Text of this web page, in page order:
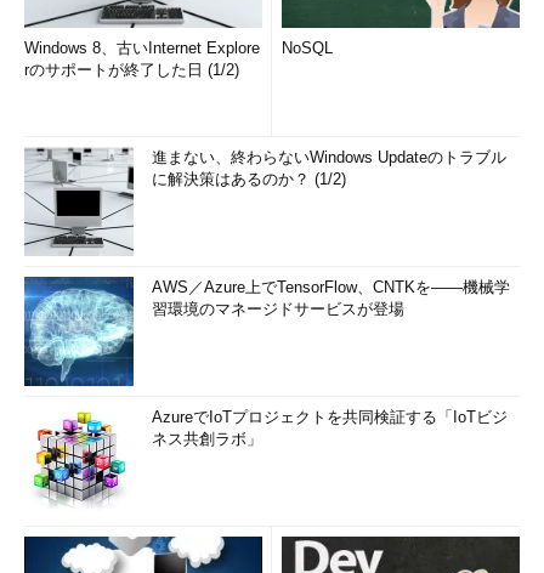
Windows 8、古いInternet Explore
rのサポートが終了した日 (1/2)
NoSQL
進まない、終わらないWindows Updateのトラブル
に解決策はあるのか？ (1/2)
AWS／Azure上でTensorFlow、CNTKを――機械学
習環境のマネージドサービスが登場
AzureでIoTプロジェクトを共同検証する「IoTビジ
ネス共創ラボ」